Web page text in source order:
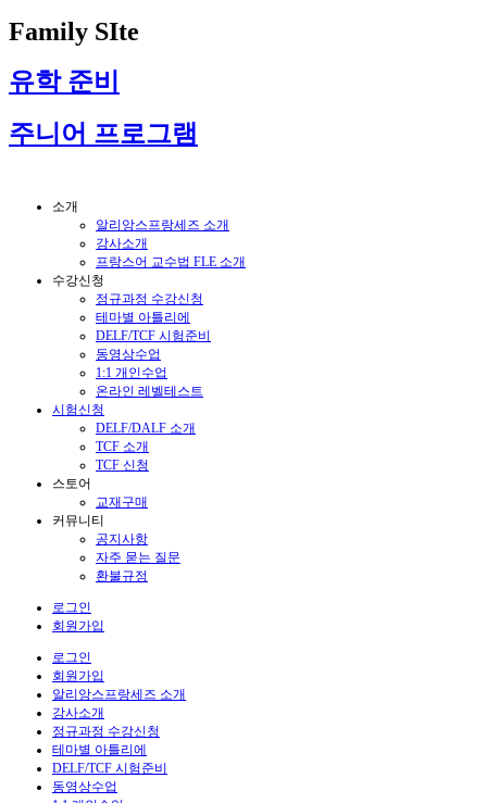
Family SIte
유학 준비
주니어 프로그램
소개
알리앙스프랑세즈 소개
강사소개
프랑스어 교수법 FLE 소개
수강신청
정규과정 수강신청
테마별 아틀리에
DELF/TCF 시험준비
동영상수업
1:1 개인수업
온라인 레벨테스트
시험신청
DELF/DALF 소개
TCF 소개
TCF 신청
스토어
교재구매
커뮤니티
공지사항
자주 묻는 질문
환불규정
로그인
회원가입
로그인
회원가입
알리앙스프랑세즈 소개
강사소개
정규과정 수강신청
테마별 아틀리에
DELF/TCF 시험준비
동영상수업